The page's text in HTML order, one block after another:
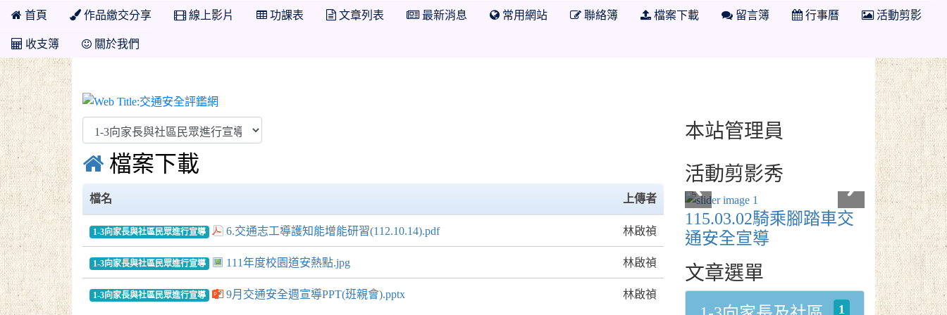
首頁 作品繳交分享 線上影片 功課表 文章列表 最新消息 常用網站 聯絡簿 檔案下載 留言簿 行事曆 活動剪影
收支簿 關於我們
 檔案下載
檔名 上傳者
1-3向家長與社區民眾進行宣導 6.交通志工導護知能增能研習(112.10.14).pdf 林啟禎
1-3向家長與社區民眾進行宣導 111年度校園道安熱點.jpg 林啟禎
1-3向家長與社區民眾進行宣導 9月交通安全週宣導PPT(班親會).pptx 林啟禎
本站管理員
活動剪影秀
115.03.02騎乘腳踏車交
通安全宣導
文章選單
1